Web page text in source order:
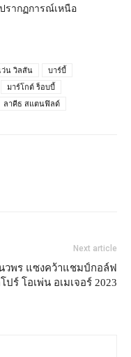
รากฏการณ์เหนือ
ว่น วิลสัน
บาร์บี้
มาร์โกต์ ร็อบบี้
ลาคีธ สแตนฟิลด์
Next article
วพร แซงคว้าแชมป์กอล์ฟ
ปร์ โอเพ่น อเมเจอร์ 2023